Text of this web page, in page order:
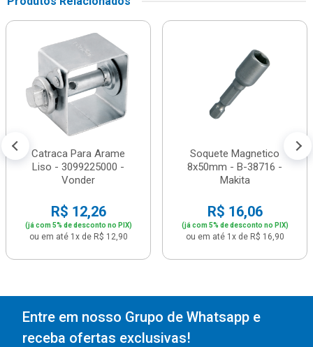
Catraca Para Arame
Liso - 3099225000 -
Vonder
R$ 12,26
(já com 5% de desconto no PIX)
ou em até 1x de R$ 12,90
Soquete Magnetico
8x50mm - B-38716 -
Makita
R$ 16,06
(já com 5% de desconto no PIX)
ou em até 1x de R$ 16,90
Entre em nosso Grupo de Whatsapp e
receba ofertas exclusivas!